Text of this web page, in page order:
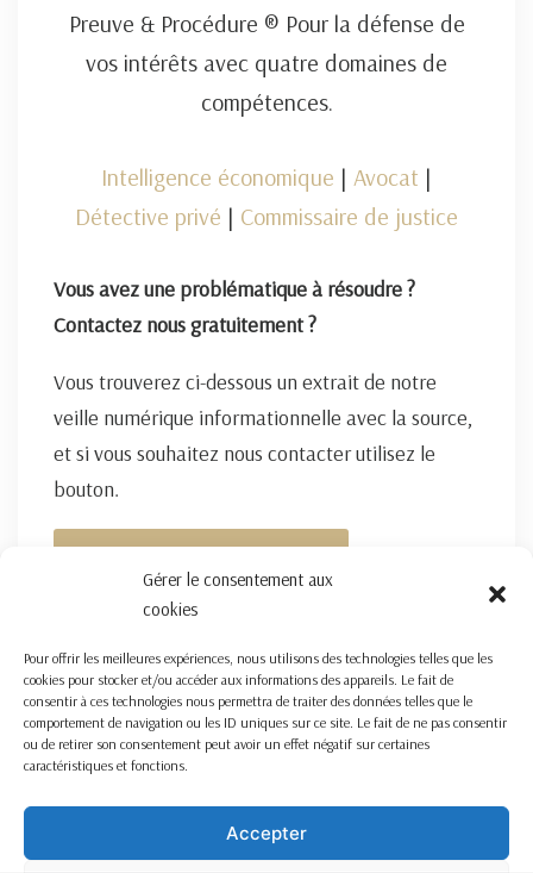
Gérer le consentement aux
cookies
Pour offrir les meilleures expériences, nous utilisons des technologies telles que les
cookies pour stocker et/ou accéder aux informations des appareils. Le fait de
consentir à ces technologies nous permettra de traiter des données telles que le
comportement de navigation ou les ID uniques sur ce site. Le fait de ne pas consentir
ou de retirer son consentement peut avoir un effet négatif sur certaines
caractéristiques et fonctions.
Accepter
Preuve & Procédure ® Pour la défense de
vos intérêts avec quatre domaines de
compétences.
Intelligence économique | Avocat |
Détective privé | Commissaire de justice
Vous avez une problématique à résoudre ?
Contactez nous gratuitement ?
Vous trouverez ci-dessous un extrait de notre
veille numérique informationnelle avec la source,
et si vous souhaitez nous contacter utilisez le
bouton.